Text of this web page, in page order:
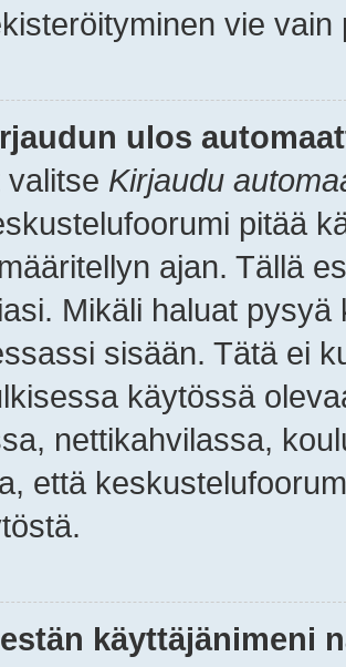
vie
ulos
valitse Kirjaudu
pitää
ajan. Tällä
Mikäli haluat
sisään. Tätä ei
käytössä
nettikahvilassa,
että
käyttäjänimeni